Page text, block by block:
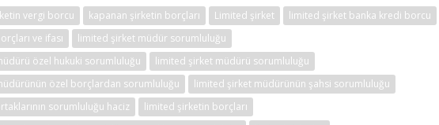
vergi borcu kapanan şirketin borçları Limited şirket
limited şirket banka kredi borcu
ve ifası
limited şirket müdür sorumluluğu
özel hukuki sorumluluğu
limited şirket müdürü sorumluluğu
özel borçlardan sorumluluğu
limited şirket müdürünün şahsi sorumluluğu
sorumluluğu haciz
limited şirketin borçları